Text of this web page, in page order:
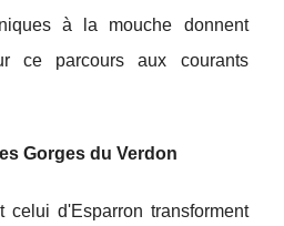
à la mouche donnent
ce parcours aux courants
Gorges du Verdon
celui d'Esparron transforment